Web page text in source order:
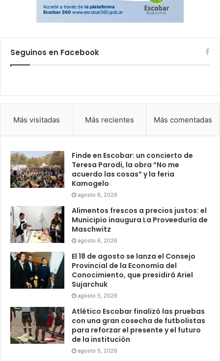
Seguinos en Facebook
Más visitadas Más recientes Más comentadas
Finde en Escobar: un concierto de
Teresa Parodi, la obra “No me
acuerdo las cosas” y la feria
Kamogelo
agosto 6, 2026
Alimentos frescos a precios justos: el
Municipio inaugura La Proveeduría de
Maschwitz
agosto 6, 2026
El 18 de agosto se lanza el Consejo
Provincial de la Economía del
Conocimiento, que presidirá Ariel
Sujarchuk
agosto 5, 2026
Atlético Escobar finalizó las pruebas
con una gran cosecha de futbolistas
para reforzar el presente y el futuro
de la institución
agosto 5, 2026